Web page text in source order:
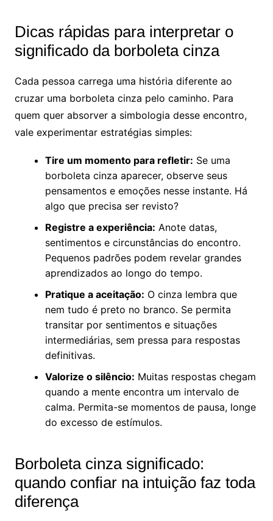
Dicas rápidas para interpretar o
significado da borboleta cinza
Cada pessoa carrega uma história diferente ao
cruzar uma borboleta cinza pelo caminho. Para
quem quer absorver a simbologia desse encontro,
vale experimentar estratégias simples:
Tire um momento para refletir: Se uma
borboleta cinza aparecer, observe seus
pensamentos e emoções nesse instante. Há
algo que precisa ser revisto?
Registre a experiência: Anote datas,
sentimentos e circunstâncias do encontro.
Pequenos padrões podem revelar grandes
aprendizados ao longo do tempo.
Pratique a aceitação: O cinza lembra que
nem tudo é preto no branco. Se permita
transitar por sentimentos e situações
intermediárias, sem pressa para respostas
definitivas.
Valorize o silêncio: Muitas respostas chegam
quando a mente encontra um intervalo de
calma. Permita-se momentos de pausa, longe
do excesso de estímulos.
Borboleta cinza significado:
quando confiar na intuição faz toda
diferença